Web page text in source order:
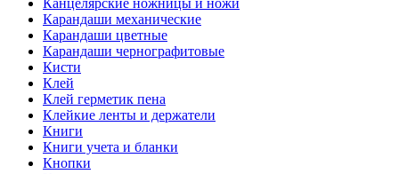
Канцелярские ножницы и ножи
Карандаши механические
Карандаши цветные
Карандаши чернографитовые
Кисти
Клей
Клей герметик пена
Клейкие ленты и держатели
Книги
Книги учета и бланки
Кнопки